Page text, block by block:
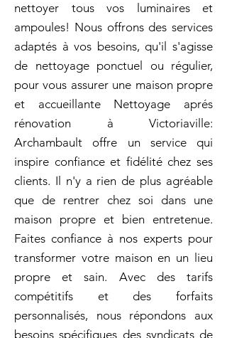
nettoyer tous vos luminaires et
ampoules! Nous offrons des services
adaptés à vos besoins, qu'il s'agisse
de nettoyage ponctuel ou régulier,
pour vous assurer une maison propre
et accueillante Nettoyage aprés
rénovation à Victoriaville:
Archambault offre un service qui
inspire confiance et fidélité chez ses
clients. Il n'y a rien de plus agréable
que de rentrer chez soi dans une
maison propre et bien entretenue.
Faites confiance à nos experts pour
transformer votre maison en un lieu
propre et sain. Avec des tarifs
compétitifs et des forfaits
personnalisés, nous répondons aux
besoins spécifiques des syndicats de